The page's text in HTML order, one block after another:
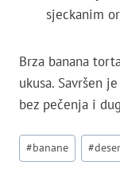
sjeckanim
Brza banana
ukusa. Savršen
bez pečenja i
Post
Tags:
#banane #